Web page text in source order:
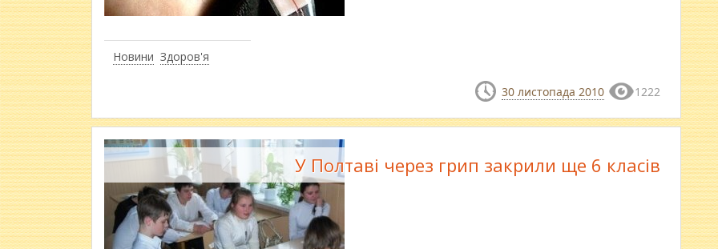
Новини Здоров'я
30 листопада 2010 1222
У Полтаві через грип закрили ще 6 класів